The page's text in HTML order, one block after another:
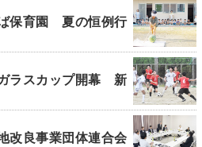
保育園 夏の恒例行
ラスカップ開幕 新
改良事業団体連合会